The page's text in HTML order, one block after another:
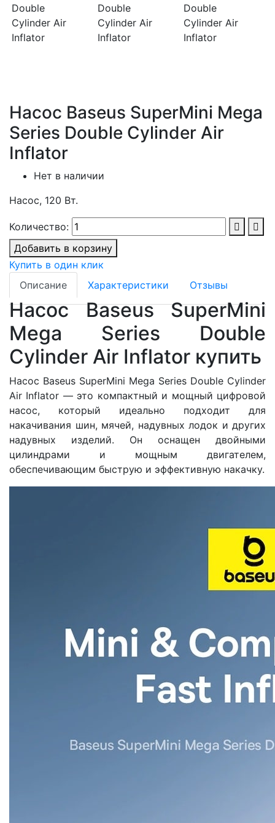
Насос Baseus SuperMini Mega
Series Double Cylinder Air
Inflator
Нет в наличии
Насос, 120 Вт.
Количество:
Добавить в корзину
Купить в один клик
Описание
Характеристики Отзывы
Насос Baseus SuperMini
Mega Series Double
Cylinder Air Inflator купить
Насос Baseus SuperMini Mega Series Double Cylinder
Air Inflator — это компактный и мощный цифровой
насос, который идеально подходит для
накачивания шин, мячей, надувных лодок и других
надувных изделий. Он оснащен двойными
цилиндрами и мощным двигателем,
обеспечивающим быструю и эффективную накачку.